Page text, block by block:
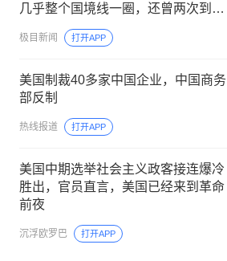
几乎整个国境线一圈，还曾两次到中
极目新闻 打开APP
美国制裁40多家中国企业，中国商务
部反制
热线报道 打开APP
美国中期选举社会主义政客接连爆冷
胜出，官员直言，美国已经来到革命
前夜
沉浮欧罗巴 打开APP